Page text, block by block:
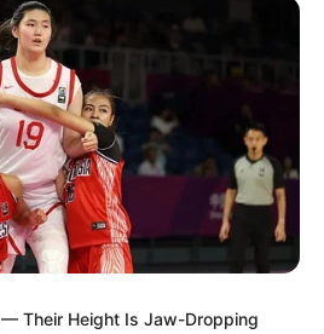
วมดวงตามีพลังสีม่วง ทำให้เกิด
ง ตั้งใจ และชอบเอาชนะ ลักษณะ
กสดใส และหัวใจร่าเริงกับชีวิต
เย็นใกล้ตัว
วันพุธ
— Their Height Is Jaw-Dropping